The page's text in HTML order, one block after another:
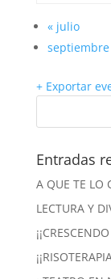
«julio
septiembre
+ Exportar
Entradas
A QUE TE LO
LECTURA Y